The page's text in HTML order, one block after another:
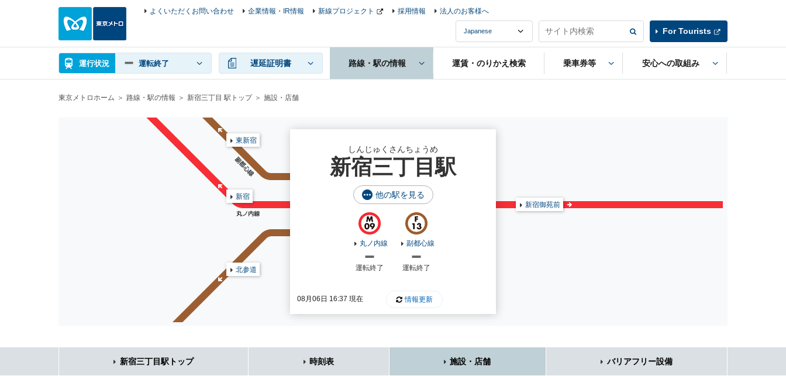
運行状況 運転終了 遅延証明書 路線・駅の情報 運賃・のりかえ検索 乗車券等 安心への取組み
よくいただくお問い合わせ 企業情報・IR情報 新線プロジェクト 採用情報 法人のお客様へ
For Tourists
東京メトロホーム 路線・駅の情報 新宿三丁目 駅トップ 施設・店舗
しんじゅくさんちょうめ
新宿三丁目駅
他の駅を見る
08月06日 16:37 現在 情報更新
丸ノ内線
運転終了
副都心線
運転終了
新宿
新宿御苑前
東新宿
北参道
新宿三丁目駅トップ 時刻表 施設・店舗 バリアフリー設備